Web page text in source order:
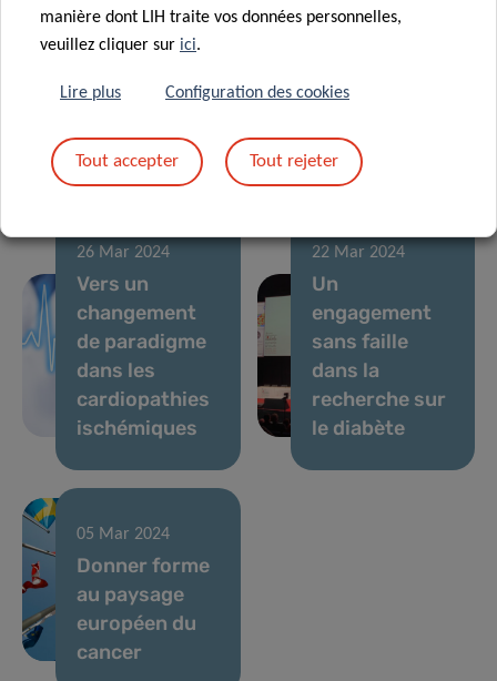
30 Avr 2024
quotidien pour
gérer le COVID
Donner une
forte aux
biomarqueurs
26 Mar 2024
Vers un
changement
de paradigme
dans les
cardiopathies
ischémiques
22 Mar 2024
Un
engagement
sans faille
dans la
recherche sur
le diabète
05 Mar 2024
Donner forme
au paysage
européen du
cancer
manière dont LIH traite vos données personnelles,
veuillez cliquer sur ici.
Lire plus Configuration des cookies
Tout accepter Tout rejeter